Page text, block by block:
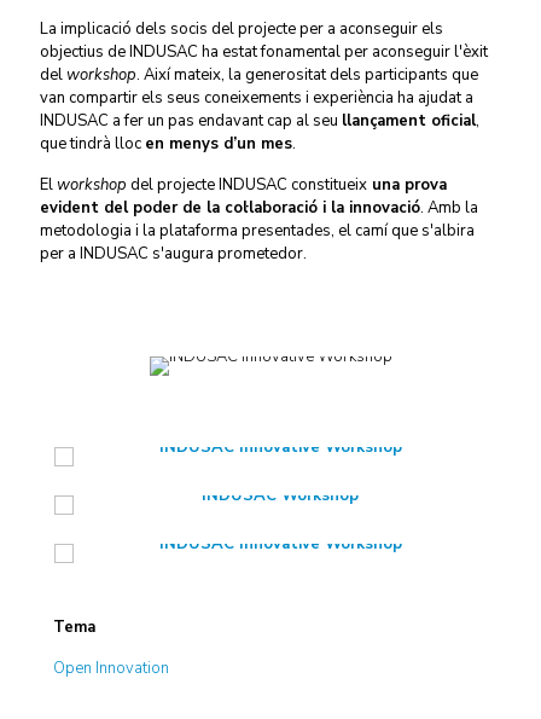
La implicació dels socis del projecte per a aconseguir els
objectius de INDUSAC ha estat fonamental per aconseguir l'èxit
delworkshop. Així mateix, la generositat dels participants que
van compartir els seus coneixements i experiència ha ajudat a
INDUSAC a fer un pas endavant cap al seu llançament oficial,
que tindrà lloc en menys d’un mes.
Elworkshop del projecte INDUSAC constitueix una prova
evident del poder de la col·laboració i la innovació. Amb la
metodologia i la plataforma presentades, el camí que s'albira
per a INDUSAC s'augura prometedor.
Tema
Open Innovation